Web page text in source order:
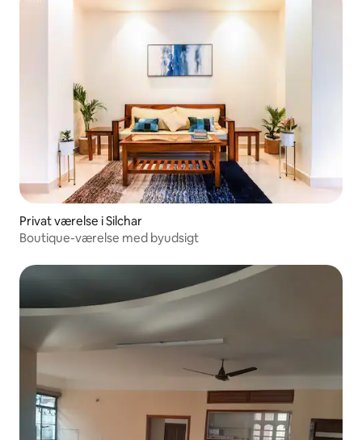
Privat værelse i Silchar
Boutique-værelse med byudsigt